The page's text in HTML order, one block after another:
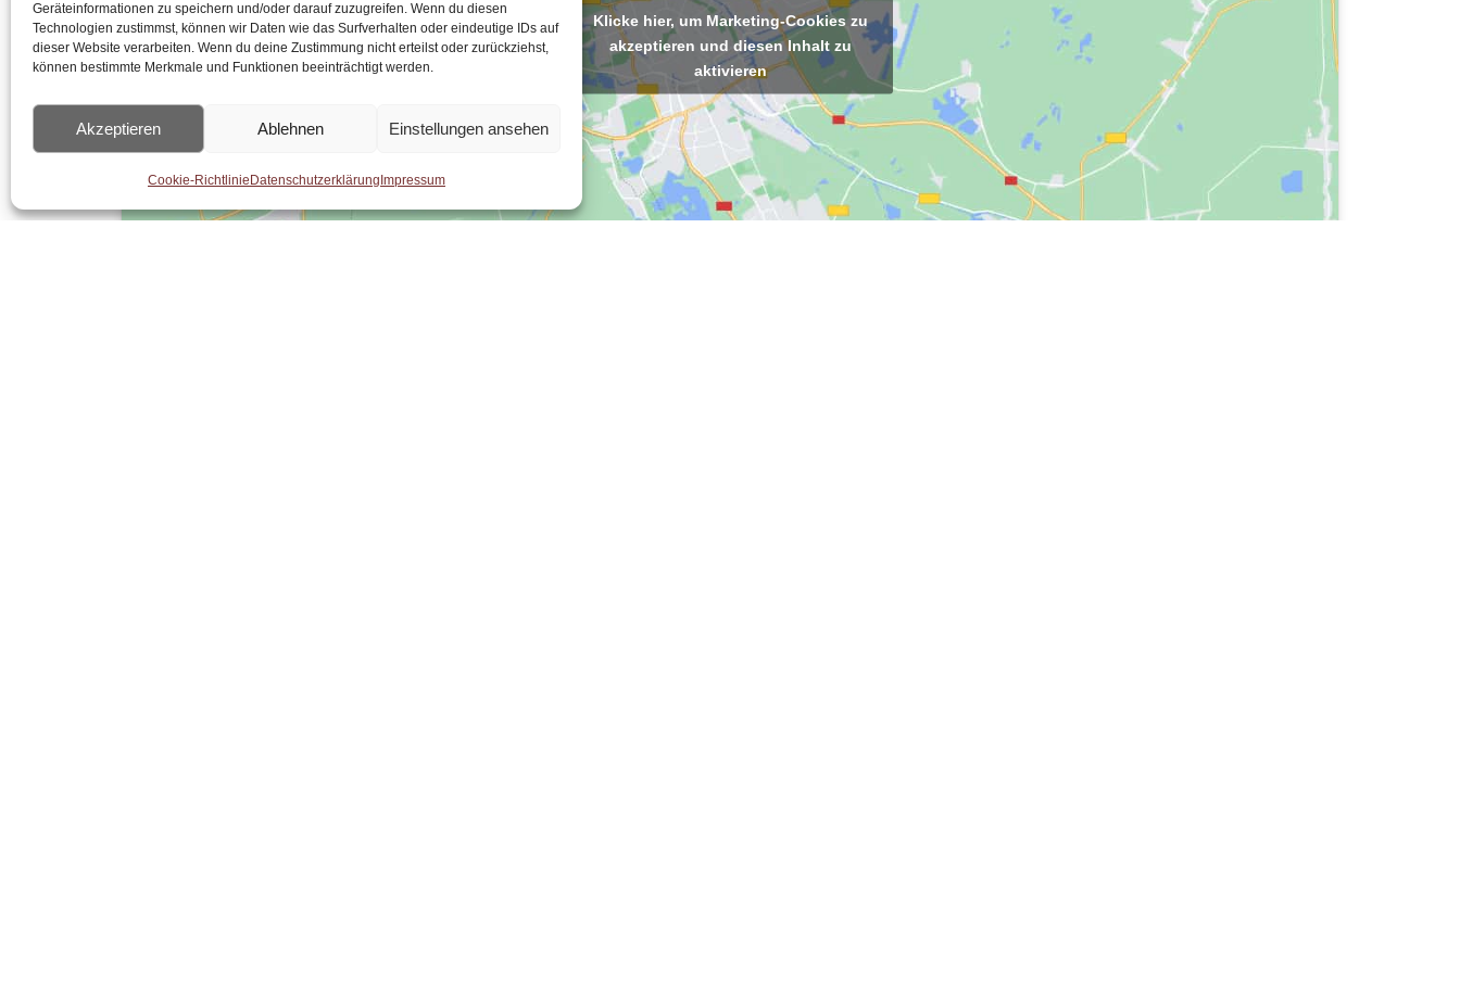
Geräteinformationen zu speichern und/oder darauf zuzugreifen. Wenn du diesen
Technologien zustimmst, können wir Daten wie das Surfverhalten oder eindeutige IDs auf
dieser Website verarbeiten. Wenn du deine Zustimmung nicht erteilst oder zurückziehst,
können bestimmte Merkmale und Funktionen beeinträchtigt werden.
Akzeptieren Ablehnen Einstellungen ansehen
Cookie-Richtlinie Datenschutzerklärung Impressum
Klicke hier, um Marketing-Cookies zu
akzeptieren und diesen Inhalt zu
aktivieren